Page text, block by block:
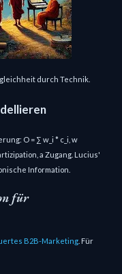
durch Technik.
O = ∑ w_i * c_i, w
a Zugang. Lucius'
Information.
für
B2B-Marketing . Für